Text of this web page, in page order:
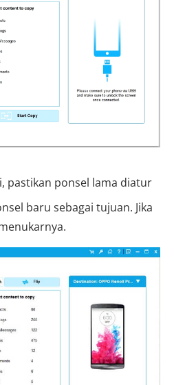
pastikan ponsel lama diatur
baru sebagai tujuan. Jika